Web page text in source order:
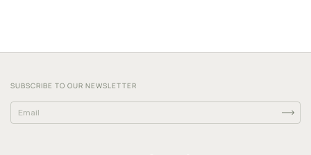
SUBSCRIBE TO OUR NEWSLETTER